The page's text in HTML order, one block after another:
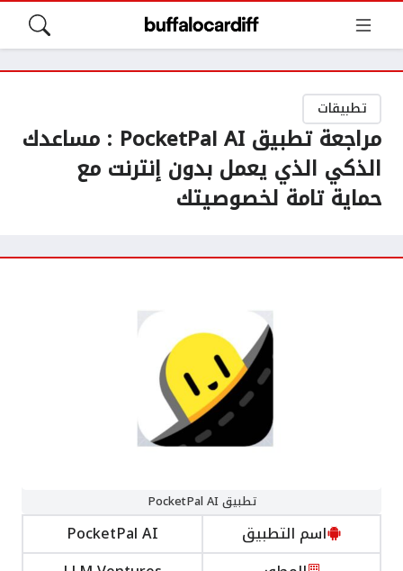
تطبيقات
مراجعة تطبيق PocketPal AI : مساعدك
الذكي الذي يعمل بدون إنترنت مع
حماية تامة لخصوصيتك
تطبيق PocketPal AI
اسم التطبيق
PocketPal AI